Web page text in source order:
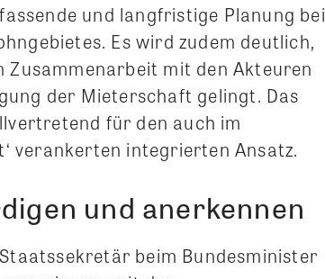
und langfristige Planung bei
Es wird zudem deutlich,
mit den Akteuren
der Mieterschaft gelingt. Das
für den auch im
verankerten integrierten Ansatz.
und anerkennen
beim Bundesminister